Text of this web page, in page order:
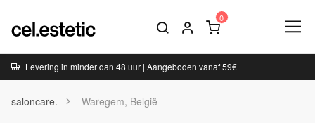
Levering in minder dan 48 uur | Aangeboden vanaf 59€
saloncare. Waregem, België